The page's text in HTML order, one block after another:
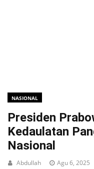
NASIONAL
Presiden
Kedaulatan
Nasional
Abdullah Agu 6, 2025